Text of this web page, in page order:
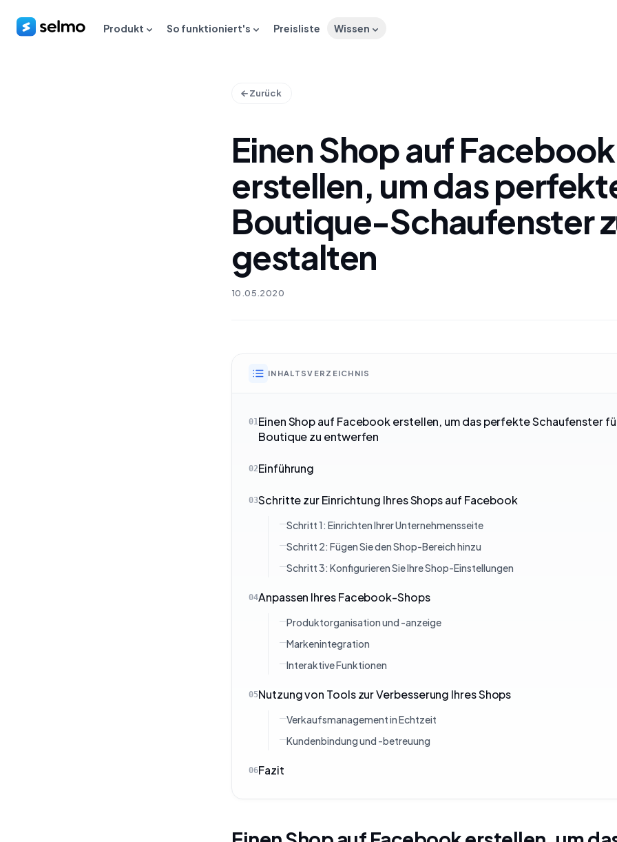
Produkt So funktioniert's Preisliste Wissen
Zurück
Einen Shop auf Facebook
erstellen, um das
Boutique-Schaufenster
gestalten
10.05.2020
INHALTSVERZEICHNIS
01Einen Shop auf Facebook erstellen, um das perfekte Schaufenster
Boutique zu entwerfen
02Einführung
03Schritte zur Einrichtung Ihres Shops auf Facebook
Schritt 1: Einrichten Ihrer Unternehmensseite
Schritt 2: Fügen Sie den Shop-Bereich hinzu
Schritt 3: Konfigurieren Sie Ihre Shop-Einstellungen
04Anpassen Ihres Facebook-Shops
Produktorganisation und -anzeige
Markenintegration
Interaktive Funktionen
05Nutzung von Tools zur Verbesserung Ihres Shops
Verkaufsmanagement in Echtzeit
Kundenbindung und -betreuung
06Fazit